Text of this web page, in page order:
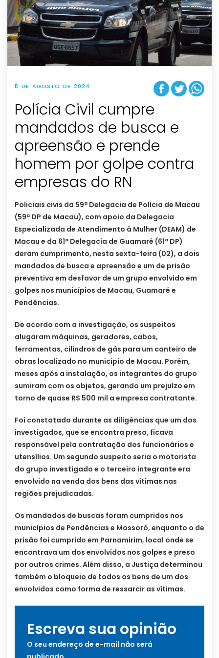
5 DE AGOSTO DE 2024
Polícia Civil cumpre
mandados de busca e
apreensão e prende
homem por golpe contra
empresas do RN
Policiais civis da 59ª Delegacia de Polícia de Macau
(59ª DP de Macau), com apoio da Delegacia
Especializada de Atendimento à Mulher (DEAM) de
Macau e da 61ª Delegacia de Guamaré (61ª DP)
deram cumprimento, nesta sexta-feira (02), a dois
mandados de busca e apreensão e um de prisão
preventiva em desfavor de um grupo envolvido em
golpes nos municípios de Macau, Guamaré e
Pendências.
De acordo com a investigação, os suspeitos
alugaram máquinas, geradores, cabos,
ferramentas, cilindros de gás para um canteiro de
obras localizado no município de Macau. Porém,
meses após a instalação, os integrantes do grupo
sumiram com os objetos, gerando um prejuízo em
torno de quase R$ 500 mil a empresa contratante.
Foi constatado durante as diligências que um dos
investigados, que se encontra preso, ficava
responsável pela contratação dos funcionários e
utensílios. Um segundo suspeito seria o motorista
do grupo investigado e o terceiro integrante era
envolvido na venda dos bens das vítimas nas
regiões prejudicadas.
Os mandados de buscas foram cumpridos nos
municípios de Pendências e Mossoró, enquanto o de
prisão foi cumprido em Parnamirim, local onde se
encontrava um dos envolvidos nos golpes e preso
por outros crimes. Além disso, a Justiça determinou
também o bloqueio de todos os bens de um dos
envolvidos como forma de ressarcir as vítimas.
Escreva sua opinião
O seu endereço de e-mail não será